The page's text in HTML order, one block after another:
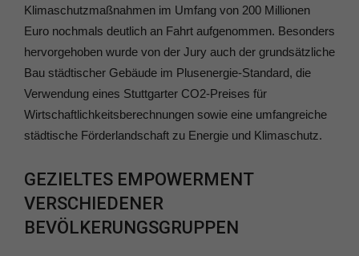
Klimaschutzmaßnahmen im Umfang von 200 Millionen
Euro nochmals deutlich an Fahrt aufgenommen. Besonders
hervorgehoben wurde von der Jury auch der grundsätzliche
Bau städtischer Gebäude im Plusenergie-Standard, die
Verwendung eines Stuttgarter CO2-Preises für
Wirtschaftlichkeitsberechnungen sowie eine umfangreiche
städtische Förderlandschaft zu Energie und Klimaschutz.
GEZIELTES EMPOWERMENT
VERSCHIEDENER
BEVÖLKERUNGSGRUPPEN